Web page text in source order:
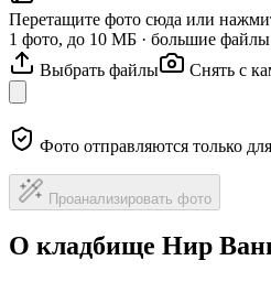
Перетащите фото сюда или
1 фото, до 10 МБ · большие
Выбрать файлы
Снять с
Фото отправляются только
Проанализировать фото
О кладбище Нир